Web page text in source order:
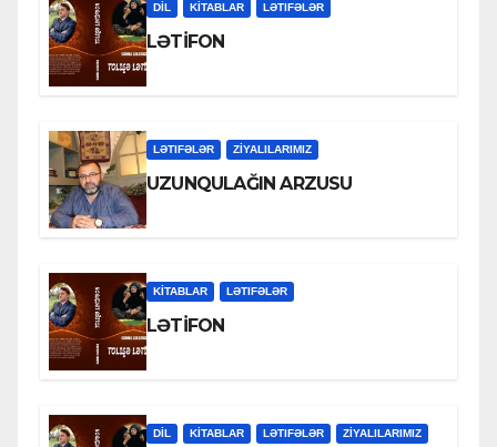
DİL KİTABLAR LƏTIFƏLƏR
LƏTİFON
LƏTIFƏLƏR ZİYALILARIMIZ
UZUNQULAĞIN ARZUSU
KİTABLAR LƏTIFƏLƏR
LƏTİFON
DİL KİTABLAR LƏTIFƏLƏR ZİYALILARIMIZ